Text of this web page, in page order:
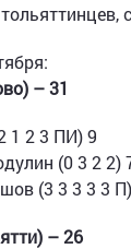
– 31
1 2 3 ПИ) 9
(0 3 2 2)
(3 3 3 3 3
– 26